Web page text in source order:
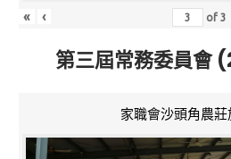
« ‹ of3
第三屆常務委員會
家職會沙頭角農